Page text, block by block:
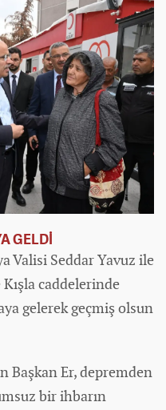
GELDİ
Valisi Seddar Yavuz ile
caddelerinde
gelerek geçmiş olsun
Başkan Er, depremden
bir ihbarın